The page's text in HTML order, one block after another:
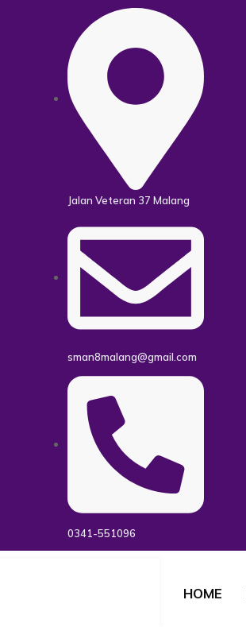
Jalan Veteran 37 Malang
sman8malang@gmail.com
0341-551096
HOME